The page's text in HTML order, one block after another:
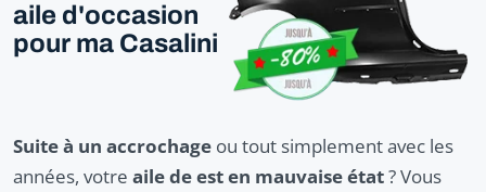
aile d'occasion
pour ma Casalini
Suite à un accrochage ou tout simplement avec les
années, votre aile de est en mauvaise état? Vous